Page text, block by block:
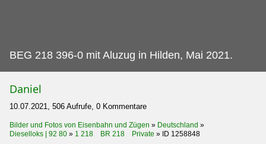
BEG 218 396-0 mit Aluzug in Hilden, Mai 2021.
Daniel
10.07.2021, 506 Aufrufe, 0 Kommentare
Bilder und Fotos von Eisenbahn und Zügen » Deutschland »
Dieselloks | 92 80 » 1 218 BR 218 Private » ID 1258848